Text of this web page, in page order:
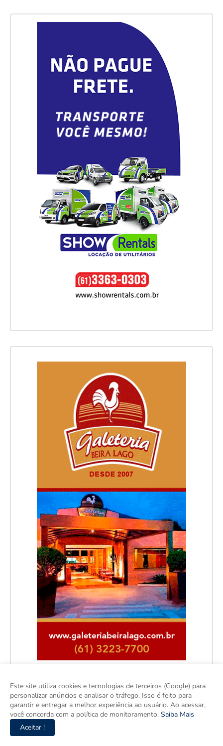
Este site utiliza cookies e tecnologias de terceiros (Google) para
personalizar anúncios e analisar o tráfego. Isso é feito para
garantir e entregar a melhor experiência ao usuário. Ao acessar,
você concorda com a política de monitoramento. Saiba Mais
Aceitar !